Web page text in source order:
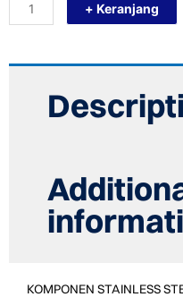
COVER
RCD-
+ Keranjang
KOMPONEN STAINLESS